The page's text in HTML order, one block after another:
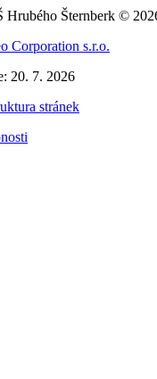
Hrubého Šternberk ©
Corporation s.r.o.
20. 7. 2026
stránek